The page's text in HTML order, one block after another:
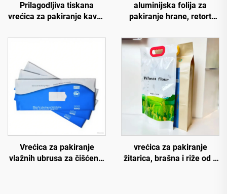
Prilagodljiva tiskana
vrećica za pakiranje kave i
gusjenicom, uspravna
aluminijske folije
aluminijska folija za
pakiranje hrane, retort
temperaturu od 121-135
stupnjeva Celzijus
Vrećica za pakiranje
vlažnih ubrusa za čišćenje
vrećica za pakiranje
žitarica, brašna i riže od 1